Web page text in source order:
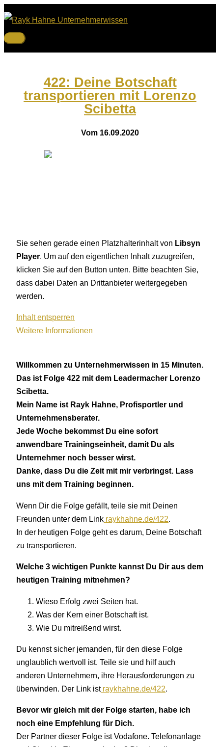
Zum
Inhalt
springen
Hauptmenü
422: Deine Botschaft
transportieren mit Lorenzo
Scibetta
Vom 16.09.2020
Sie sehen gerade einen Platzhalterinhalt von Libsyn
Player. Um auf den eigentlichen Inhalt zuzugreifen,
klicken Sie auf den Button unten. Bitte beachten Sie,
dass dabei Daten an Drittanbieter weitergegeben
werden.
Inhalt entsperren
Weitere Informationen
Willkommen zu Unternehmerwissen in 15 Minuten.
Das ist Folge 422 mit dem Leadermacher Lorenzo
Scibetta.
Mein Name ist Rayk Hahne, Profisportler und
Unternehmensberater.
Jede Woche bekommst Du eine sofort
anwendbare Trainingseinheit, damit Du als
Unternehmer noch besser wirst.
Danke, dass Du die Zeit mit mir verbringst. Lass
uns mit dem Training beginnen.
Wenn Dir die Folge gefällt, teile sie mit Deinen
Freunden unter dem Link raykhahne.de/422.
In der heutigen Folge geht es darum, Deine Botschaft
zu transportieren.
Welche 3 wichtigen Punkte kannst Du Dir aus dem
heutigen Training mitnehmen?
Wieso Erfolg zwei Seiten hat.
Was der Kern einer Botschaft ist.
Wie Du mitreißend wirst.
Du kennst sicher jemanden, für den diese Folge
unglaublich wertvoll ist. Teile sie und hilf auch
anderen Unternehmern, ihre Herausforderungen zu
überwinden. Der Link istraykhahne.de/422.
Bevor wir gleich mit der Folge starten, habe ich
noch eine Empfehlung für Dich.
Der Partner dieser Folge ist Vodafone. Telefonanlage